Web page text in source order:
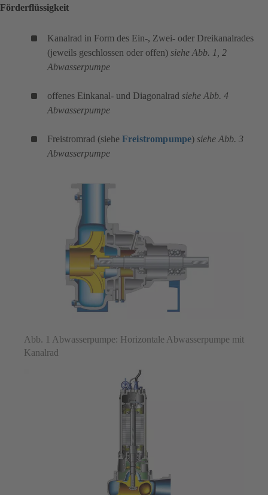
Förderflüssigkeit
Kanalrad in Form des Ein-, Zwei- oder Dreikanalrades
(jeweils geschlossen oder offen) siehe Abb. 1, 2
Abwasserpumpe
offenes Einkanal- und Diagonalrad siehe Abb. 4
Abwasserpumpe
Freistromrad (siehe Freistrompumpe)siehe Abb. 3
Abwasserpumpe
Abb. 1 Abwasserpumpe: Horizontale Abwasserpumpe mit
Kanalrad